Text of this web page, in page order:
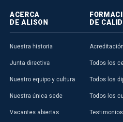
ACERCA
DE ALISON
Nuestra historia
Junta directiva
Nuestro equipo y cultura
Nuestra única sede
Vacantes abiertas
DE
Acreditación
Todos los
Todos los
Todos los